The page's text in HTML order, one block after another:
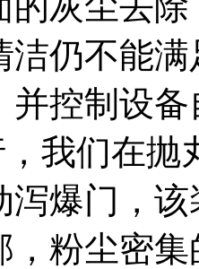
洁仍不能
并控制设
们在抛丸
泻爆门，
，粉尘密